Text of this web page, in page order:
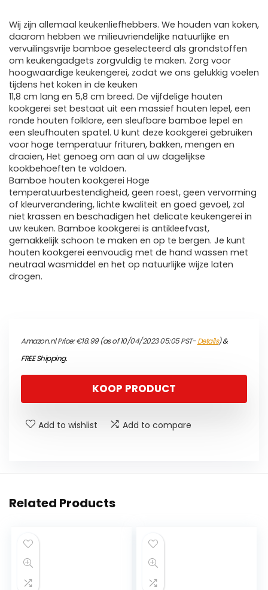
Wij zijn allemaal keukenliefhebbers. We houden van koken,
daarom hebben we milieuvriendelijke natuurlijke en
vervuilingsvrije bamboe geselecteerd als grondstoffen
om keukengadgets zorgvuldig te maken. Zorg voor
hoogwaardige keukengerei, zodat we ons gelukkig voelen
tijdens het koken in de keuken
11,8 cm lang en 5,8 cm breed. De vijfdelige houten
kookgerei set bestaat uit een massief houten lepel, een
ronde houten folklore, een sleufbare bamboe lepel en
een sleufhouten spatel. U kunt deze kookgerei gebruiken
voor hoge temperatuur frituren, bakken, mengen en
draaien, Het genoeg om aan al uw dagelijkse
kookbehoeften te voldoen.
Bamboe houten kookgerei Hoge
temperatuurbestendigheid, geen roest, geen vervorming
of kleurverandering, lichte kwaliteit en goed gevoel, zal
niet krassen en beschadigen het delicate keukengerei in
uw keuken. Bamboe kookgerei is antikleefvast,
gemakkelijk schoon te maken en op te bergen. Je kunt
houten kookgerei eenvoudig met de hand wassen met
neutraal wasmiddel en het op natuurlijke wijze laten
drogen.
Amazon.nl Price:€18.99(as of 10/04/2023 05:05 PST-Details)&
FREE Shipping.
KOOP PRODUCT
Add to wishlist Add to compare
Related Products